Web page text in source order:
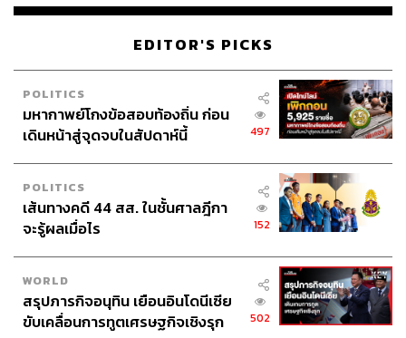
EDITOR'S PICKS
POLITICS
มหากาพย์โกงข้อสอบท้องถิ่น ก่อน
เดินหน้าสู่จุดจบในสัปดาห์นี้
497
POLITICS
เส้นทางคดี 44 สส. ในชั้นศาลฎีกา
จะรู้ผลเมื่อไร
152
WORLD
สรุปภารกิจอนุทิน เยือนอินโดนีเซีย
ขับเคลื่อนการทูตเศรษฐกิจเชิงรุก
502